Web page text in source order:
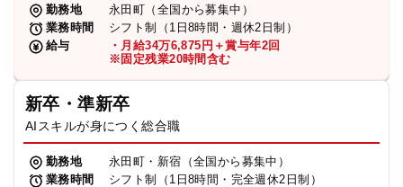
勤務地
永田町（全国から募集中）
業務時間
シフト制（1日8時間・週休2日制）
給与
・月給34万6,875円＋賞与年2回
※固定残業20時間含む
新卒・準新卒
AIスキルが身につく総合職
勤務地
永田町・新宿（全国から募集中）
業務時間
シフト制（1日8時間・完全週休2日制）